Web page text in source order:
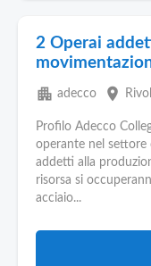
2 Operai
apartment adecco place
Profilo Adecco
operante nel settore
addetti alla
risorsa si
acciaio...